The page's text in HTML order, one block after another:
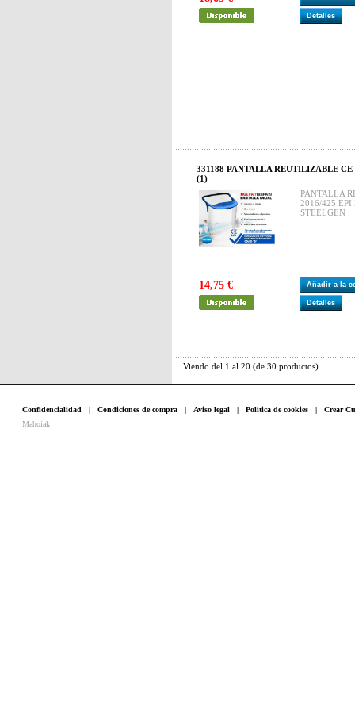
Detalles
331188 PANTALLA REUTILIZABLE
(1)
PANTALLA
2016/425 EPI
STEELGEN
14,75 € Añadir a la
Detalles
Viendo del 1 al 20 (de 30 productos)
Confidencialidad | Condiciones de compra | Aviso legal | Politica de cookies | Crear
Mahoiak